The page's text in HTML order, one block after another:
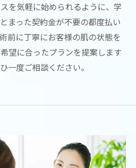
を気軽に始められるように、学
まった契約金が不要の都度払い
前に丁寧にお客様の肌の状態を
望に合ったプランを提案します
一度ご相談ください。